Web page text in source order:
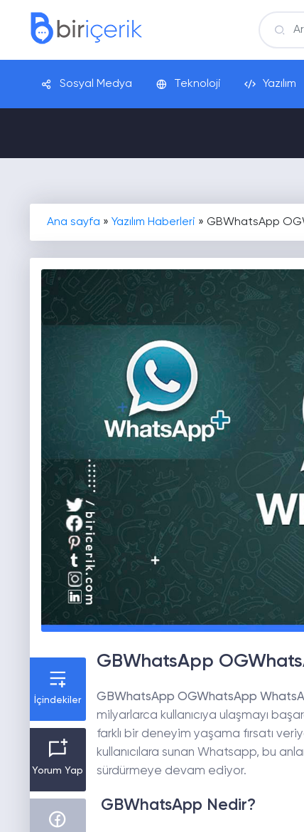
Sosyal Medya Teknoloji Yazılım
Ana sayfa » Yazılım Haberleri » GBWhatsApp
İçindekiler
Yorum Yap
GBWhatsApp
GBWhatsApp OGWhatsApp
milyarlarca kullanıcıya ulaşmayı
farklı bir deneyim yaşama fırsatı
kullanıcılara sunan Whatsapp, bu
sürdürmeye devam ediyor.
GBWhatsApp Nedir?